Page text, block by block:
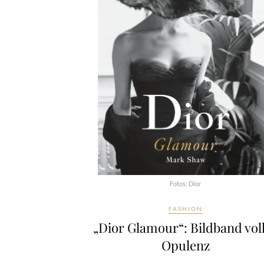
Fotos: Dior
FASHION
„Dior Glamour“: Bildband
Opulenz